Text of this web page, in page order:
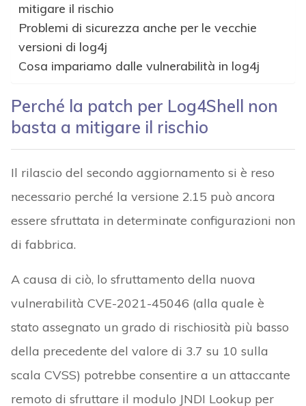
mitigare il rischio
Problemi di sicurezza anche per le vecchie
versioni di log4j
Cosa impariamo dalle vulnerabilità in log4j
Perché la patch per Log4Shell non
basta a mitigare il rischio
Il rilascio del secondo aggiornamento si è reso
necessario perché la versione 2.15 può ancora
essere sfruttata in determinate configurazioni non
di fabbrica.
A causa di ciò, lo sfruttamento della nuova
vulnerabilità CVE-2021-45046 (alla quale è
stato assegnato un grado di rischiosità più basso
della precedente del valore di 3.7 su 10 sulla
scala CVSS) potrebbe consentire a un attaccante
remoto di sfruttare il modulo JNDI Lookup per